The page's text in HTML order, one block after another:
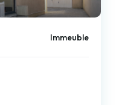
Immeuble